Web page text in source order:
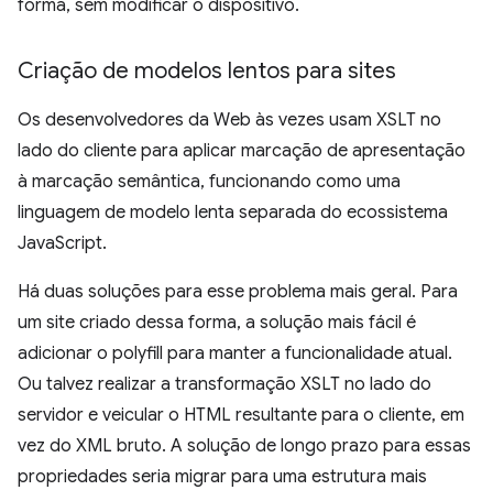
forma, sem modificar o dispositivo.
Criação de modelos lentos para sites
Os desenvolvedores da Web às vezes usam XSLT no
lado do cliente para aplicar marcação de apresentação
à marcação semântica, funcionando como uma
linguagem de modelo lenta separada do ecossistema
JavaScript.
Há duas soluções para esse problema mais geral. Para
um site criado dessa forma, a solução mais fácil é
adicionar o polyfill para manter a funcionalidade atual.
Ou talvez realizar a transformação XSLT no lado do
servidor e veicular o HTML resultante para o cliente, em
vez do XML bruto. A solução de longo prazo para essas
propriedades seria migrar para uma estrutura mais